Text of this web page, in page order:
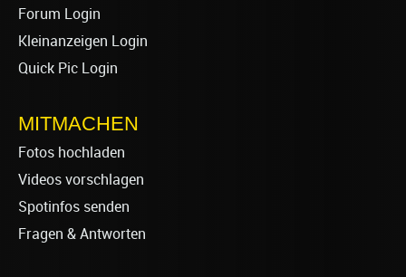
Forum Login
Kleinanzeigen Login
Quick Pic Login
MITMACHEN
Fotos hochladen
Videos vorschlagen
Spotinfos senden
Fragen & Antworten